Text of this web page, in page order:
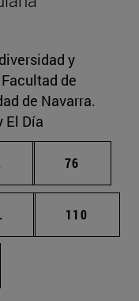
y
de
de Navarra.
El Día
Páginas intermedias
Página
76
Páginas intermedias
Página
110